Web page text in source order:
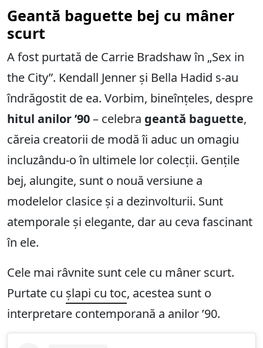
Geantă baguette bej cu mâner
scurt
A fost purtată de Carrie Bradshaw în „Sex in
the City”. Kendall Jenner și Bella Hadid s-au
îndrăgostit de ea. Vorbim, bineînțeles, despre
hitul anilor ’90– celebra geantă baguette,
căreia creatorii de modă îi aduc un omagiu
incluzându-o în ultimele lor colecții. Gențile
bej, alungite, sunt o nouă versiune a
modelelor clasice și a dezinvolturii. Sunt
atemporale și elegante, dar au ceva fascinant
în ele.
Cele mai râvnite sunt cele cu mâner scurt.
Purtate cu șlapi cu toc, acestea sunt o
interpretare contemporană a anilor ’90.